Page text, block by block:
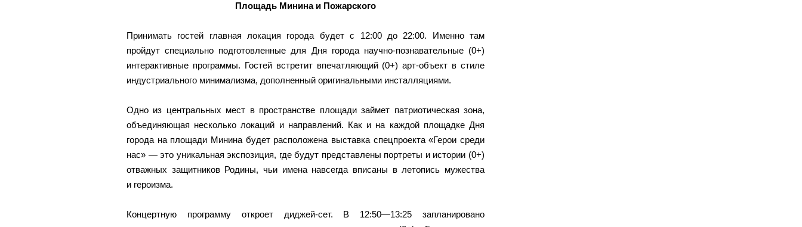
Площадь Минина и Пожарского
Принимать гостей главная локация города будет с 12:00 до 22:00. Именно там
пройдут специально подготовленные для Дня города научно-познавательные (0+)
интерактивные программы. Гостей встретит впечатляющий (0+) арт-объект в стиле
индустриального минимализма, дополненный оригинальными инсталляциями.
Одно из центральных мест в пространстве площади займет патриотическая зона,
объединяющая несколько локаций и направлений. Как и на каждой площадке Дня
города на площади Минина будет расположена выставка спецпроекта «Герои среди
нас» — это уникальная экспозиция, где будут представлены портреты и истории (0+)
отважных защитников Родины, чьи имена навсегда вписаны в летопись мужества
и героизма.
Концертную программу откроет диджей-сет. В 12:50—13:25 запланировано